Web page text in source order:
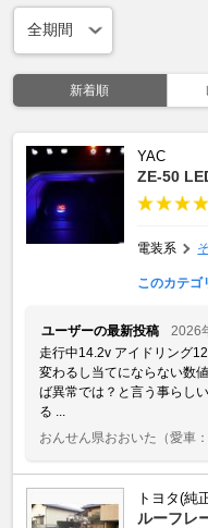
新着順
YAC
ZE-50
電装系
このカテゴ
ユーザーの最新投稿
2026
走行中14.2v アイドリング
変わるし当てにならない数
ば異常では？と言う事らし
る ...
おんせん県おおいた （愛車
トヨタ(純
ルーフレ